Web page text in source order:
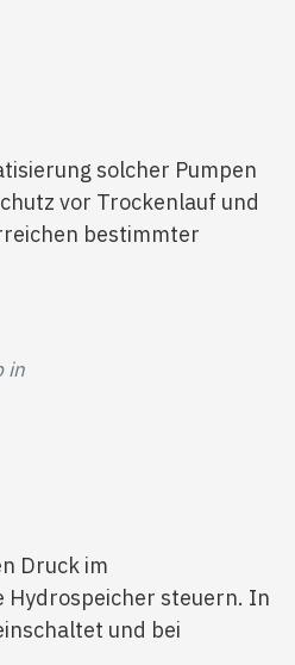
solcher Pumpen
vor Trockenlauf und
bestimmter
in
Druck im
Hydrospeicher steuern. In
und bei